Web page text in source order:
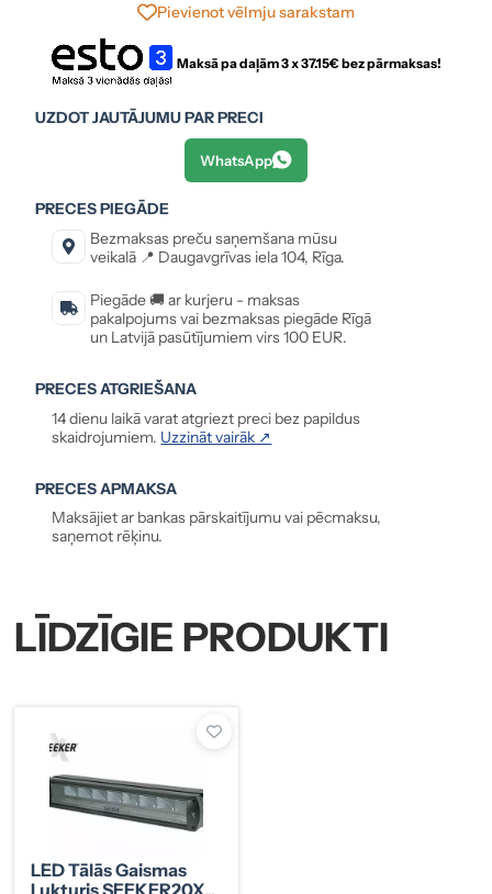
Pievienot vēlmju sarakstam
Maksā pa daļām 3 x37.15€ bez pārmaksas!
UZDOT JAUTĀJUMU PAR PRECI
WhatsApp
PRECES PIEGĀDE
Bezmaksas preču saņemšana mūsu
veikalā 📍 Daugavgrīvas iela 104, Rīga.
Piegāde 🚚 ar kurjeru - maksas
pakalpojums vai bezmaksas piegāde Rīgā
un Latvijā pasūtījumiem virs 100 EUR.
PRECES ATGRIEŠANA
14 dienu laikā varat atgriezt preci bez papildus
skaidrojumiem. Uzzināt vairāk ↗
PRECES APMAKSA
Maksājiet ar bankas pārskaitījumu vai pēcmaksu,
saņemot rēķinu.
LĪDZĪGIE PRODUKTI
LED Tālās Gaismas